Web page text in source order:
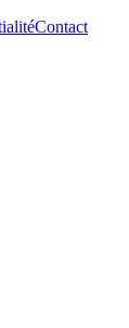
Contact